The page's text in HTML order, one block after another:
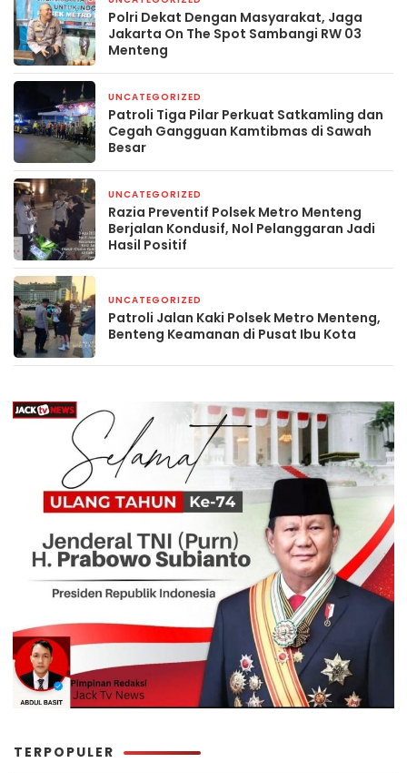
Polri Dekat Dengan Masyarakat, Jaga
Jakarta On The Spot Sambangi RW 03
Menteng
UNCATEGORIZED
Patroli Tiga Pilar Perkuat Satkamling dan
Cegah Gangguan Kamtibmas di Sawah
Besar
UNCATEGORIZED
Razia Preventif Polsek Metro Menteng
Berjalan Kondusif, Nol Pelanggaran Jadi
Hasil Positif
UNCATEGORIZED
Patroli Jalan Kaki Polsek Metro Menteng,
Benteng Keamanan di Pusat Ibu Kota
TERPOPULER